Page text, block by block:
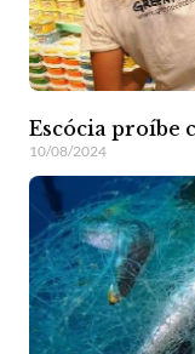
Escócia proíbe
10/08/2024